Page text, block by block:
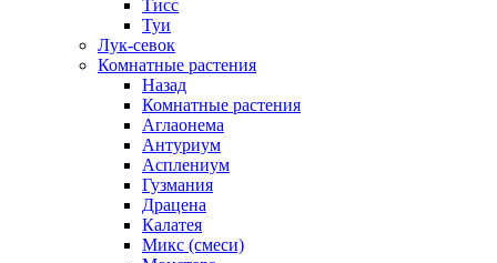
Тисс
Туи
Лук-севок
Комнатные растения
Назад
Комнатные растения
Аглаонема
Антуриум
Асплениум
Гузмания
Драцена
Калатея
Микс (смеси)